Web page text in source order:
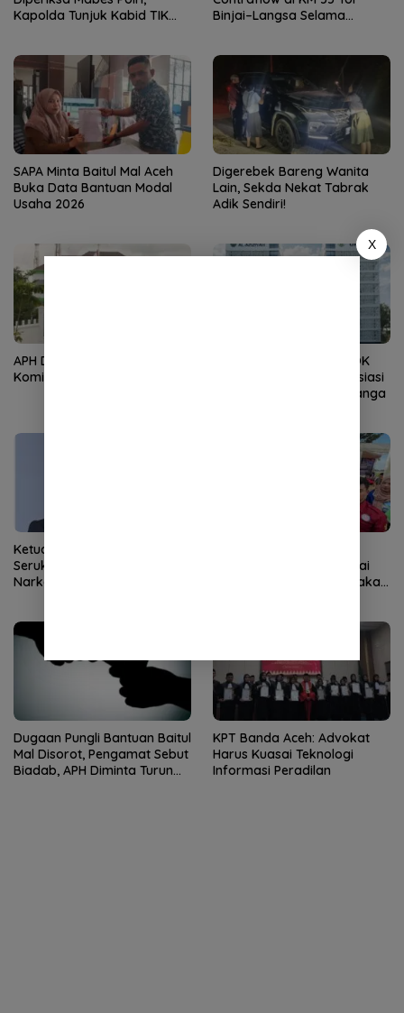
Kapolda Tunjuk Kabid TIK
Binjai–Langsa Selama
SAPA Minta Baitul Mal Aceh
Buka Data Bantuan Modal
Usaha 2026
Digerebek Bareng Wanita
Lain, Sekda Nekat Tabrak
Adik Sendiri!
APH Didesak Periksa
Komisioner Baitul Mal Aceh
Kembali Nahkodai APDOK
PAI, Silahuddin Tuai Apresiasi
dari LPPM UNISAI Samalanga
Ketua DPRK Banda Aceh
Serukan Perang Lawan
Narkoba
Pohon di Bantaran Sungai
Alue Naga, Ajak Masyarakat
Dugaan Pungli Bantuan Baitul
Mal Disorot, Pengamat Sebut
Biadab, APH Diminta Turun
KPT Banda Aceh: Advokat
Harus Kuasai Teknologi
Informasi Peradilan
X